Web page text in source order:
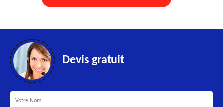
Devis gratuit